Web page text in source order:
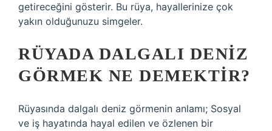
getireceğini gösterir. Bu rüya, hayallerinize çok
yakın olduğunuzu simgeler.
RÜYADA DALGALI DENIZ
GÖRMEK NE DEMEKTIR?
Rüyasında dalgalı deniz görmenin anlamı; Sosyal
ve iş hayatında hayal edilen ve özlenen bir